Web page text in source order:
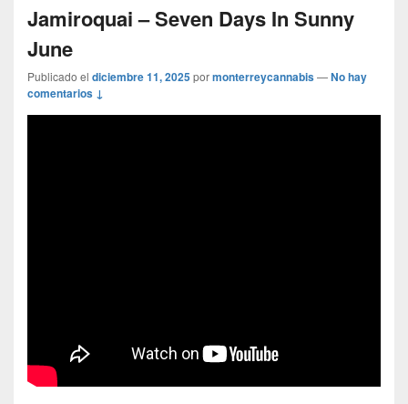
Jamiroquai – Seven Days In Sunny
June
Publicado el diciembre 11, 2025pormonterreycannabis—No hay
comentarios ↓